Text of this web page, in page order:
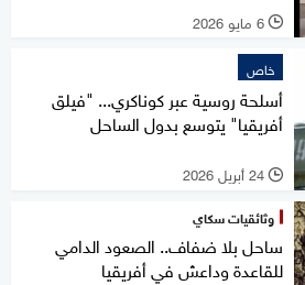
l 6 مايو 2026
خاص
أسلحة روسية عبر كوناكري... "فيلق
أفريقيا" يتوسع بدول الساحل
l 24 أبريل 2026
وثائقيات سكاي
ساحل بلا ضفاف.. الصعود الدامي
للقاعدة وداعش في أفريقيا